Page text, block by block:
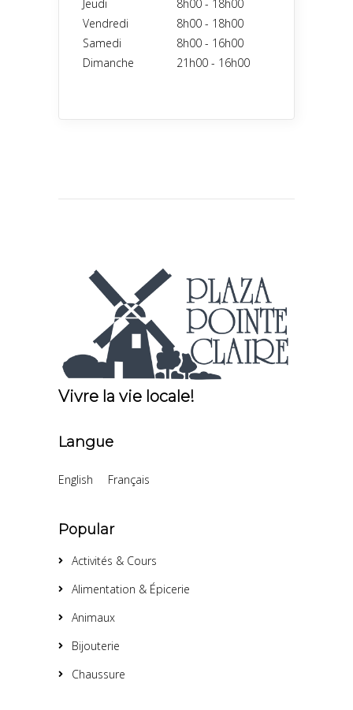
Jeudi
8h00 - 18h00
Vendredi
8h00 - 18h00
Samedi
8h00 - 16h00
Dimanche
21h00 - 16h00
Vivre la vie locale!
Langue
English Français
Popular
Activités & Cours
Alimentation & Épicerie
Animaux
Bijouterie
Chaussure